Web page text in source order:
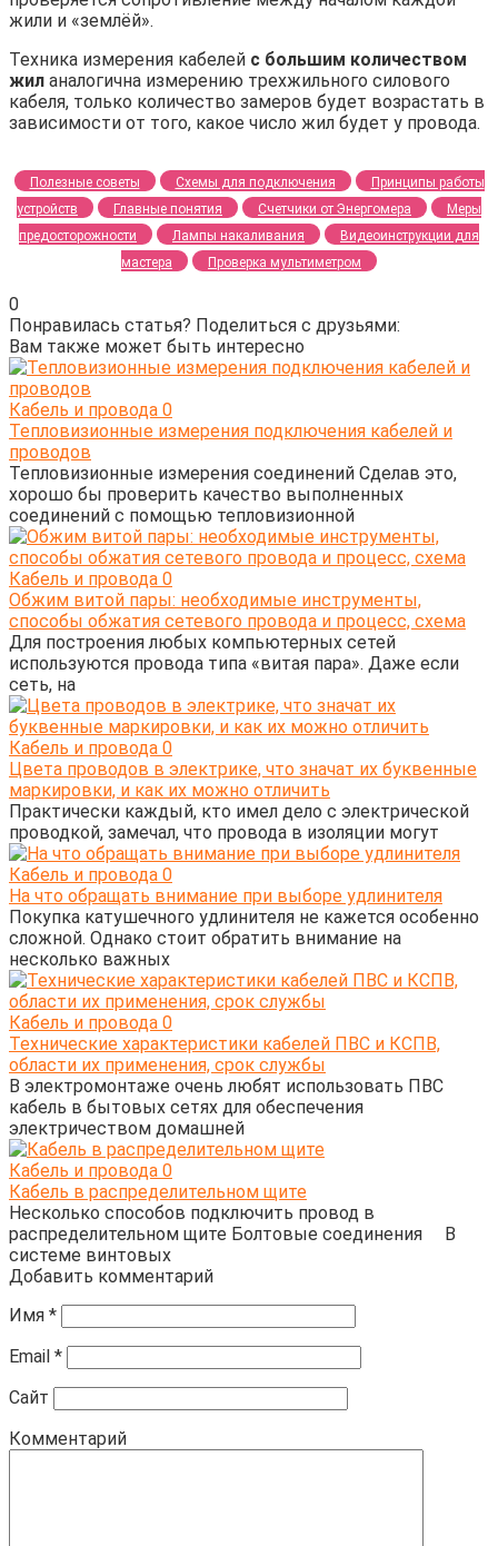
жили и «землёй».
Техника измерения кабелей с большим количеством
жил аналогична измерению трехжильного силового
кабеля, только количество замеров будет возрастать в
зависимости от того, какое число жил будет у провода.
Полезные советы Схемы для подключения
Принципы работы
устройств
Главные понятия Счетчики от Энергомера
Меры
предосторожности
Лампы накаливания
Видеоинструкции для
мастера
Проверка мультиметром
0
Понравилась статья? Поделиться с друзьями:
Вам также может быть интересно
Кабель и провода 0
Тепловизионные измерения подключения кабелей и
проводов
Тепловизионные измерения соединений Сделав это,
хорошо бы проверить качество выполненных
соединений с помощью тепловизионной
Кабель и провода 0
Обжим витой пары: необходимые инструменты,
способы обжатия сетевого провода и процесс, схема
Для построения любых компьютерных сетей
используются провода типа «витая пара». Даже если
сеть, на
Кабель и провода 0
Цвета проводов в электрике, что значат их буквенные
маркировки, и как их можно отличить
Практически каждый, кто имел дело с электрической
проводкой, замечал, что провода в изоляции могут
Кабель и провода 0
На что обращать внимание при выборе удлинителя
Покупка катушечного удлинителя не кажется особенно
сложной. Однако стоит обратить внимание на
несколько важных
Кабель и провода 0
Технические характеристики кабелей ПВС и КСПВ,
области их применения, срок службы
В электромонтаже очень любят использовать ПВС
кабель в бытовых сетях для обеспечения
электричеством домашней
Кабель и провода 0
Кабель в распределительном щите
Несколько способов подключить провод в
распределительном щите Болтовые соединения В
системе винтовых
Добавить комментарий
Имя *
Email *
Сайт
Комментарий